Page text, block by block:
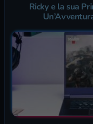
Ricky e la sua